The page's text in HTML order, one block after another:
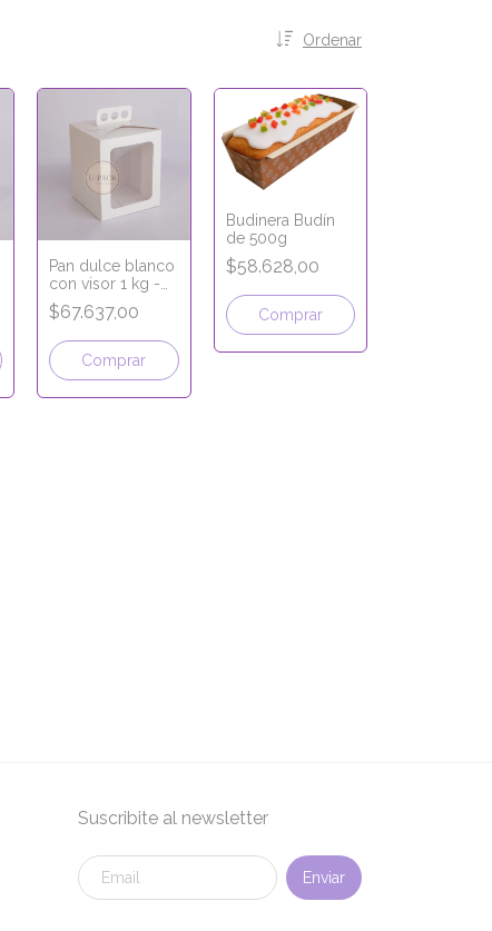
Ordenar
Pan dulce blanco
con visor 1 kg -
17x17x20 cm
$67.637,00
Comprar
Budinera Budín
de 500g
$58.628,00
Comprar
Suscribite al newsletter